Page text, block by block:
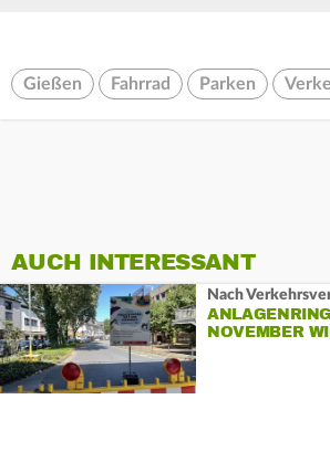
Gießen Fahrrad Parken
AUCH INTERESSANT
Nach
NOVEMBER